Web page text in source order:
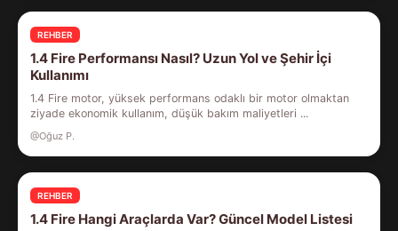
REHBER
1.4 Fire Performansı Nasıl? Uzun Yol ve Şehir İçi
Kullanımı
1.4 Fire motor, yüksek performans odaklı bir motor olmaktan
ziyade ekonomik kullanım, düşük bakım maliyetleri ...
@Oğuz P.
REHBER
1.4 Fire Hangi Araçlarda Var? Güncel Model Listesi